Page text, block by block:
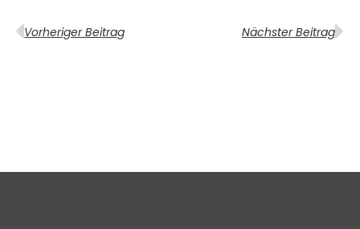
Vorheriger Beitrag Nächster Beitrag